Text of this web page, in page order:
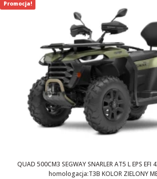
QUAD 500CM3 SEGWAY SNARLER AT5 L EPS
homologacja:T3B KOLOR ZIELONY
Promocja!